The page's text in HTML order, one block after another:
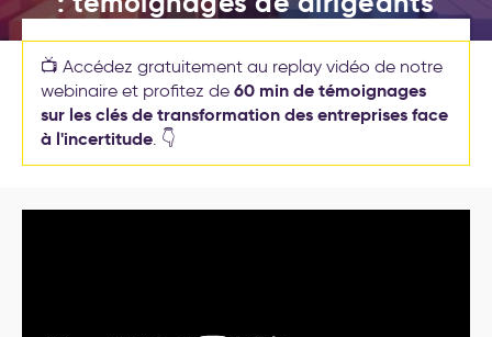
Test déploiement stratégique
Formations leadership et
nouveau management
Conseil et accompagnement
Cockpit IA® : la méthode pour
déployer l'IA au service de
votre stratégie d’entreprise
Nos formations
Nos labos
Contact
📺 Accédez gratuitement au replay vidéo de notre
webinaire et profitez de 60 min de témoignages
sur les clés de transformation des entreprises face
à l'incertitude. 👇